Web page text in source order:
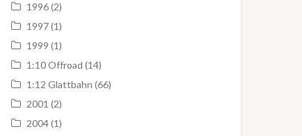
1996(2)
1997(1)
1999 (1)
1:10 Offroad (14)
1:12 Glattbahn (66)
2001 (2)
2004(1)